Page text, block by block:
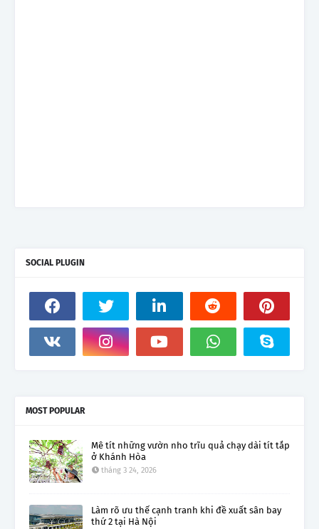
SOCIAL PLUGIN
MOST POPULAR
Mê tít những vườn nho trĩu quả chạy dài tít tắp
ở Khánh Hòa
tháng 3 24, 2026
Làm rõ ưu thế cạnh tranh khi đề xuất sân bay
thứ 2 tại Hà Nội